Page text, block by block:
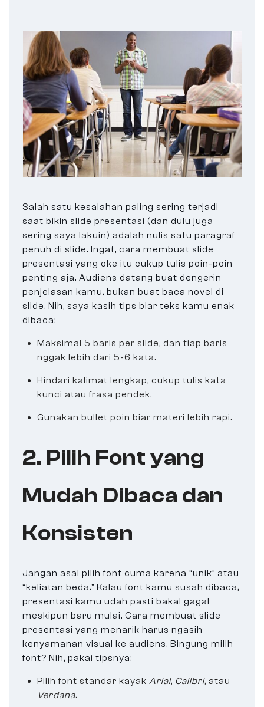
Salah satu kesalahan paling sering terjadi
saat bikin slide presentasi (dan dulu juga
sering saya lakuin) adalah nulis satu paragraf
penuh di slide. Ingat, cara membuat slide
presentasi yang oke itu cukup tulis poin-poin
penting aja. Audiens datang buat dengerin
penjelasan kamu, bukan buat baca novel di
slide. Nih, saya kasih tips biar teks kamu enak
dibaca:
Maksimal 5 baris per slide, dan tiap baris
nggak lebih dari 5-6 kata.
Hindari kalimat lengkap, cukup tulis kata
kunci atau frasa pendek.
Gunakan bullet poin biar materi lebih rapi.
2. Pilih Font yang
Mudah Dibaca dan
Konsisten
Jangan asal pilih font cuma karena “unik” atau
“keliatan beda.” Kalau font kamu susah dibaca,
presentasi kamu udah pasti bakal gagal
meskipun baru mulai. Cara membuat slide
presentasi yang menarik harus ngasih
kenyamanan visual ke audiens. Bingung milih
font? Nih, pakai tipsnya:
Pilih font standar kayakArial, Calibri, atau
Verdana.